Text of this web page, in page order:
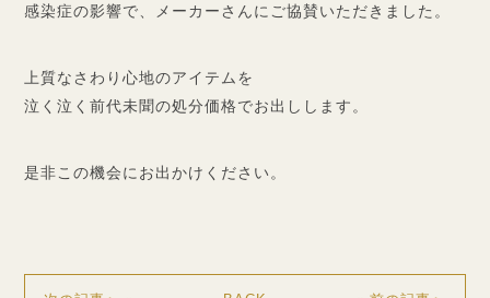
感染症の影響で、メーカーさんにご協賛いただきました。
上質なさわり心地のアイテムを
泣く泣く前代未聞の処分価格でお出しします。
是非この機会にお出かけください。